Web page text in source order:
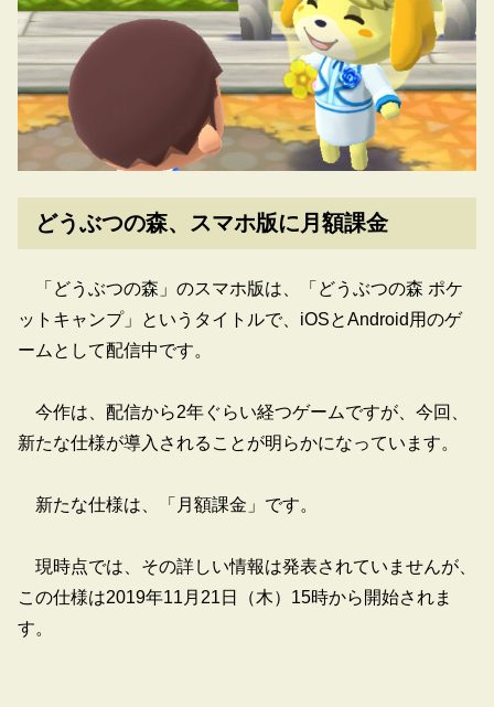
どうぶつの森、スマホ版に月額課金
「どうぶつの森」のスマホ版は、「どうぶつの森 ポケ
ットキャンプ」というタイトルで、iOSとAndroid用のゲ
ームとして配信中です。
今作は、配信から2年ぐらい経つゲームですが、今回、
新たな仕様が導入されることが明らかになっています。
新たな仕様は、「月額課金」です。
現時点では、その詳しい情報は発表されていませんが、
この仕様は2019年11月21日（木）15時から開始されま
す。